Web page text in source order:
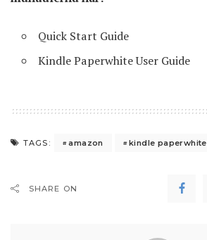
Quick Start Guide
Kindle Paperwhite User Guide
TAGS: amazon kindle paperwhite
SHARE ON